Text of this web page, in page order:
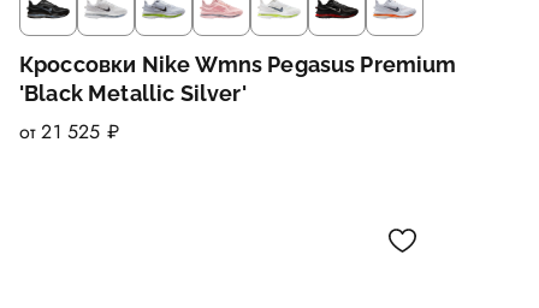
Кроссовки Nike Wmns Pegasus Premium
'Black Metallic Silver'
от 21 525 ₽